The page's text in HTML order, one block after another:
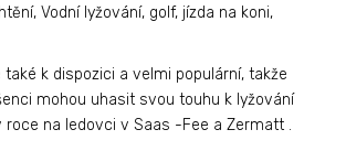
Vodní lyžování, golf, jízda na koni,
také k dispozici a velmi populární, takže
mohou uhasit svou touhu k lyžování
na ledovci v Saas -Fee a Zermatt .